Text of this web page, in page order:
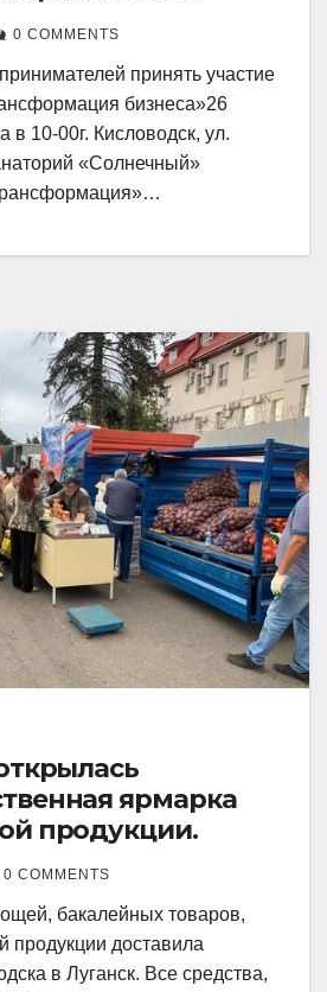
0 COMMENTS
принять участие
бизнеса»26
в 10-00г. Кисловодск, ул.
«Солнечный»
ярмарка
продукции.
0 COMMENTS
бакалейных товаров,
продукции доставила
в Луганск. Все средства,